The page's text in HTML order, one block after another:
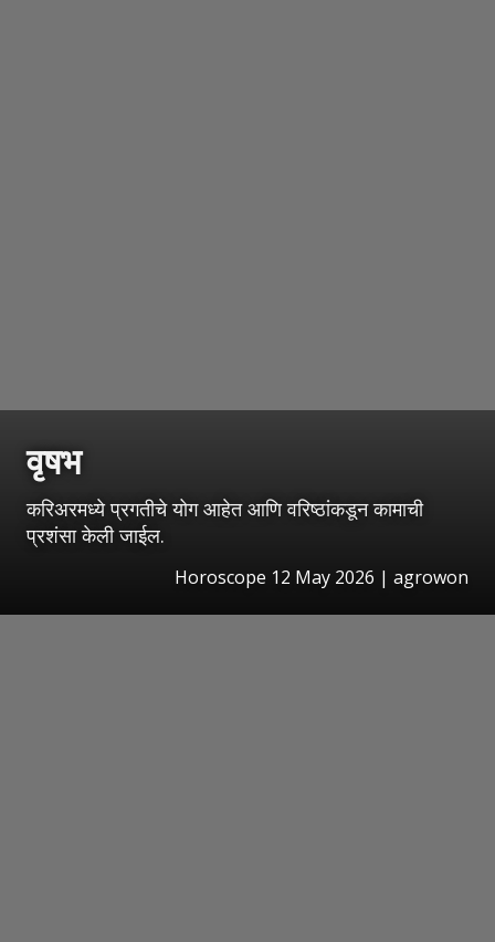
वृषभ
करिअरमध्ये प्रगतीचे योग आहेत आणि वरिष्ठांकडून कामाची
प्रशंसा केली जाईल.
Horoscope 12 May 2026 | agrowon